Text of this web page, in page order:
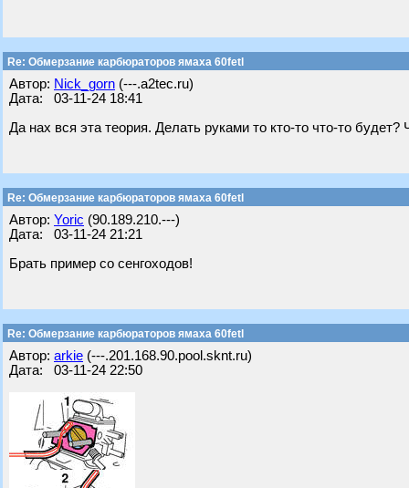
Re: Обмерзание карбюраторов ямаха 60fetl
Автор: Nick_gorn (---.a2tec.ru)
Дата: 03-11-24 18:41
Да нах вся эта теория. Делать руками то кто-то что-то
Re: Обмерзание карбюраторов ямаха 60fetl
Автор: Yoric (90.189.210.---)
Дата: 03-11-24 21:21
Брать пример со сенгоходов!
Re: Обмерзание карбюраторов ямаха 60fetl
Автор: arkie (---.201.168.90.pool.sknt.ru)
Дата: 03-11-24 22:50